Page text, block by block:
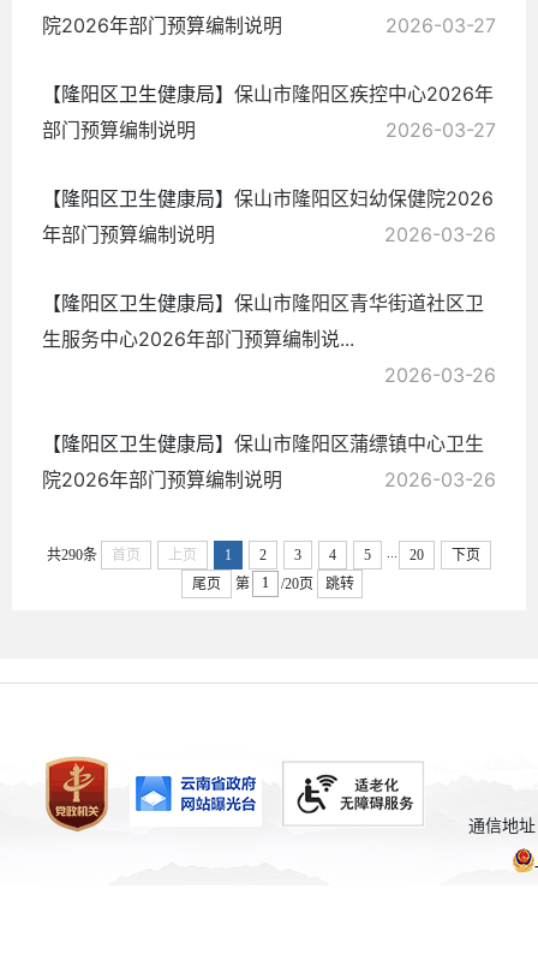
院2026年部门预算编制说明
2026-03-27
【隆阳区卫生健康局】 保山市隆阳区疾控中心2026年
部门预算编制说明
2026-03-27
【隆阳区卫生健康局】 保山市隆阳区妇幼保健院2026
年部门预算编制说明
2026-03-26
【隆阳区卫生健康局】 保山市隆阳区青华街道社区卫
生服务中心2026年部门预算编制说...
2026-03-26
【隆阳区卫生健康局】 保山市隆阳区蒲缥镇中心卫生
院2026年部门预算编制说明
2026-03-26
共290条 首页 上页 1 2 3 4 5 ... 20
下页
尾页
第 /20页 跳转
通信地